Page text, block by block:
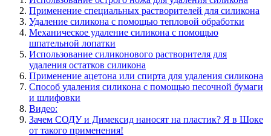
Применение специальных растворителей для силикона
Удаление силикона с помощью тепловой обработки
Механическое удаление силикона с помощью
шпательной лопатки
Использование силиконового растворителя для
удаления остатков силикона
Применение ацетона или спирта для удаления силикона
Способ удаления силикона с помощью песочной бумаги
и шлифовки
Видео:
Зачем СОДУ и Димексид наносят на пластик? Я в Шоке
от такого применения!